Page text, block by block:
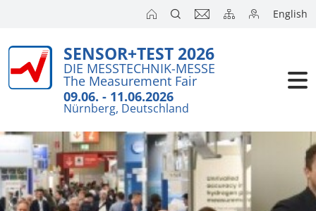
English
SENSOR+TEST 2026
DIE MESSTECHNIK-MESSE
The Measurement Fair
09.06. - 11.06.2026
Nürnberg, Deutschland
Besucher